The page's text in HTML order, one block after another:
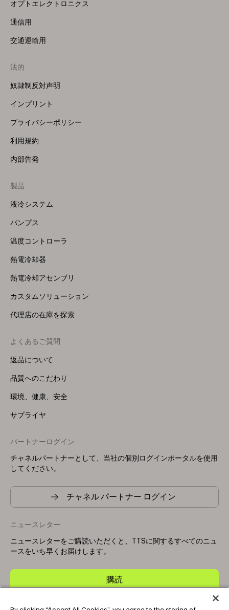
オプトエレクトロニクス
通信用
交通運輸用
法的
奴隷制反対声明
インプリント
プライバシーポリシー
利用規約
内部告発
Footer
Menu
製品
液冷システム
パンプス
温度コントローラ
熱電冷却器
熱電冷却アセンブリ
カスタムソリューション
代理店の在庫を探索
よくあるご質問
返品について
品質へのこだわり
環境、健康、安全
サプライヤ
パートナーログイン
チャネルパートナーとして、当社の個別ログインポータルを使用
してください。
チャネル パートナー ログイン
ニュースレター
ニュースレターをご購読いただくと、TTSに関するすべてのニュ
ースをいち早くお届けします。
購読